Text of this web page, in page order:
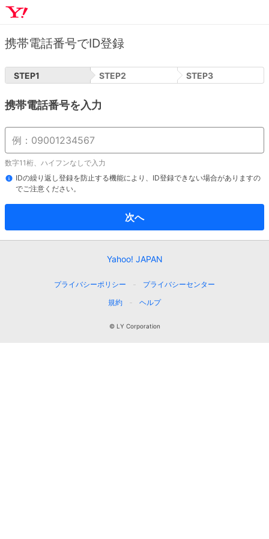
携帯電話番号でID登録
STEP1 STEP2 STEP3
携帯電話番号を入力
数字11桁、ハイフンなしで入力
IDの繰り返し登録を防止する機能により、ID登録できない場合がありますの
でご注意ください。
次へ
Yahoo! JAPAN
プライバシーポリシー
プライバシーセンター
規約
ヘルプ
© LY Corporation